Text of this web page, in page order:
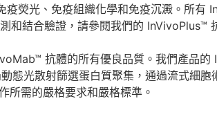
疫熒光、免疫組織化學和免疫沉澱。所
和結合驗證，請參閱我們的 InVivoPlus™
抗體的所有優良品質。我們產品
態光散射篩選蛋白質聚集，通過流式細
所需的嚴格要求和嚴格標準。